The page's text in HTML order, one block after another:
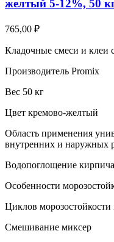
желтый 5-12%, 50
765,00 ₽
Кладочные смеси и клеи
Производитель Promix
Вес 50 кг
Цвет кремово-желтый
Область применения
внутренних и наружных
Водопоглощение
Особенности
Циклов морозостойкости
Смешивание миксер